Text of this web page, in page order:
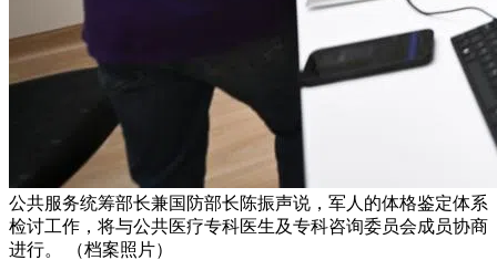
公共服务统筹部长兼国防部长陈振声说，军人的体格鉴定体系
检讨工作，将与公共医疗专科医生及专科咨询委员会成员协商
进行。 （档案照片）